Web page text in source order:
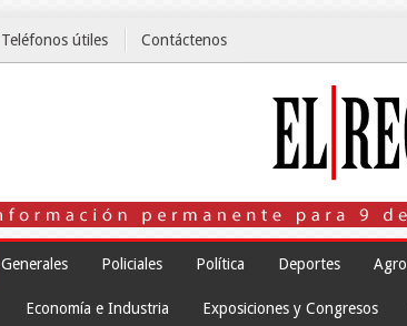
Teléfonos útiles Contáctenos
Generales Policiales Política Deportes Agro
Economía e Industria Exposiciones y Congresos